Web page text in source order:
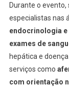
Durante o
especialistas nas
endocrinologia
exames de
hepática e
serviços como
com orientação